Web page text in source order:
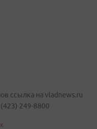
ссылка на vladnews.ru
249-8800